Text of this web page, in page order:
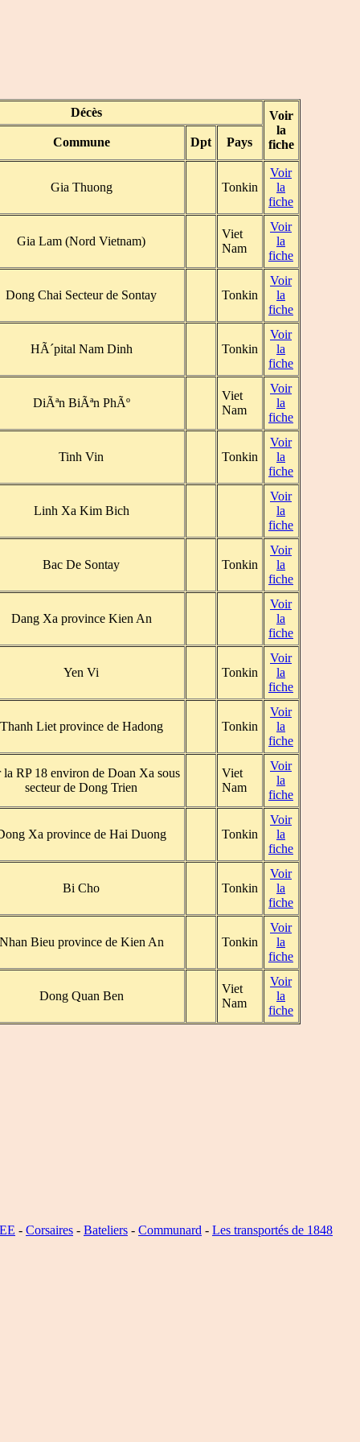
Décès
Voir
la
fiche
Commune Dpt Pays
Gia Thuong Tonkin
Voir
la
fiche
Gia Lam (Nord Vietnam)
Viet
Nam
Voir
la
fiche
Dong Chai Secteur de Sontay Tonkin
Voir
la
fiche
HÃ´pital Nam Dinh Tonkin
Voir
la
fiche
DiÃªn BiÃªn PhÃº
Viet
Nam
Voir
la
fiche
Tinh Vin Tonkin
Voir
la
fiche
Linh Xa Kim Bich
Voir
la
fiche
Bac De Sontay Tonkin
Voir
la
fiche
Dang Xa province Kien An
Voir
la
fiche
Yen Vi Tonkin
Voir
la
fiche
Thanh Liet province de Hadong Tonkin
Voir
la
fiche
la RP 18 environ de Doan Xa sous
secteur de Dong Trien
Viet
Nam
Voir
la
fiche
Xa province de Hai Duong Tonkin
Voir
la
fiche
Bi Cho Tonkin
Voir
la
fiche
Nhan Bieu province de Kien An Tonkin
Voir
la
fiche
Dong Quan Ben
Viet
Nam
Voir
la
fiche
- Corsaires - Bateliers - Communard - Les transportés de 1848